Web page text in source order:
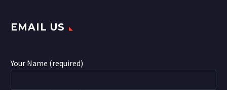
EMAIL US
Your Name (required)